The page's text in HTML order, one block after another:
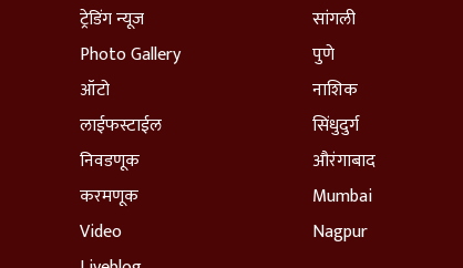
ट्रेडिंग न्यूज
Photo Gallery
ऑटो
लाईफस्टाईल
निवडणूक
करमणूक
Video
सांगली
पुणे
नाशिक
सिंधुदुर्ग
औरंगाबाद
Mumbai
Nagpur